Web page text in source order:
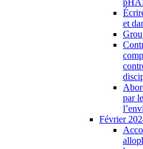
et
par
Février